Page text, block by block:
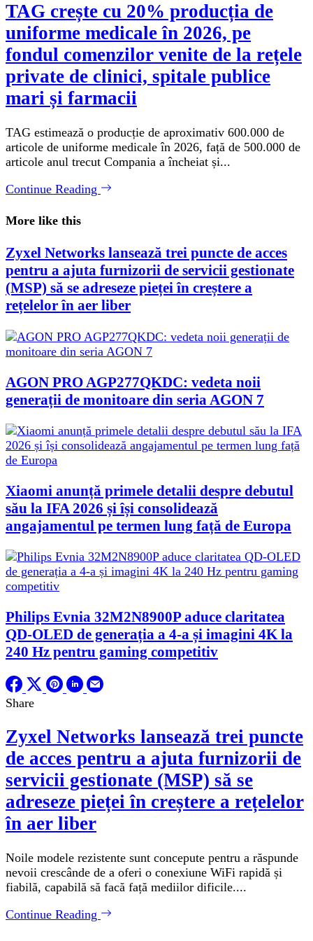
TAG crește cu 20% producția de
uniforme medicale în 2026, pe
fondul comenzilor venite de la rețele
private de clinici, spitale publice
mari și farmacii
TAG estimează o producție de aproximativ 600.000 de
articole de uniforme medicale în 2026, față de 500.000 de
articole anul trecut Compania a încheiat și...
Continue Reading
More like this
Zyxel Networks lansează trei puncte de acces
pentru a ajuta furnizorii de servicii gestionate
(MSP) să se adreseze pieței în creștere a
rețelelor în aer liber
AGON PRO AGP277QKDC: vedeta noii
generații de monitoare din seria AGON 7
Xiaomi anunță primele detalii despre debutul
său la IFA 2026 și își consolidează
angajamentul pe termen lung față de Europa
Philips Evnia 32M2N8900P aduce claritatea
QD-OLED de generația a 4-a și imagini 4K la
240 Hz pentru gaming competitiv
Share
Zyxel Networks lansează trei puncte
de acces pentru a ajuta furnizorii de
servicii gestionate (MSP) să se
adreseze pieței în creștere a rețelelor
în aer liber
Noile modele rezistente sunt concepute pentru a răspunde
nevoii crescânde de a oferi o conexiune WiFi rapidă și
fiabilă, capabilă să facă față mediilor dificile....
Continue Reading